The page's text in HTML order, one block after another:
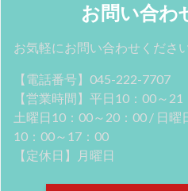
お問い合わ
お気軽にお問い合わせくださ
【電話番号】045-222-7707
【営業時間】平日10：00～
土曜日10：00～20：00 / 日曜
10：00～17：00
【定休日】月曜日